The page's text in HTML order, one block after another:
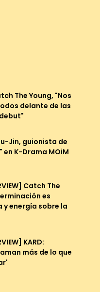
The Young, "Nos
delante de las
Jin, guionista de
K-Drama MOiM
Catch The
es
energía sobre la
KARD:
más de lo que